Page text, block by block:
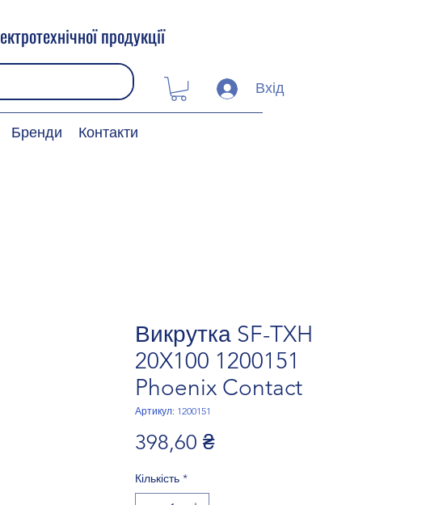
продукції
Вхід
Бренди Контакти
Викрутка SF-TXH
20X100 1200151
Phoenix Contact
Артикул: 1200151
398,60 ₴Ціна
Кількість *